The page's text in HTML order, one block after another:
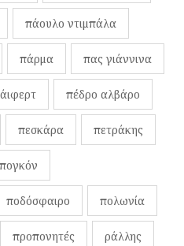
πάουλο ντιμπάλα
πάρμα πας γιάννινα
πέδρο αλβάρο
πεσκάρα πετράκης
πογκόν
ποδόσφαιρο πολωνία
προπονητές ράλλης